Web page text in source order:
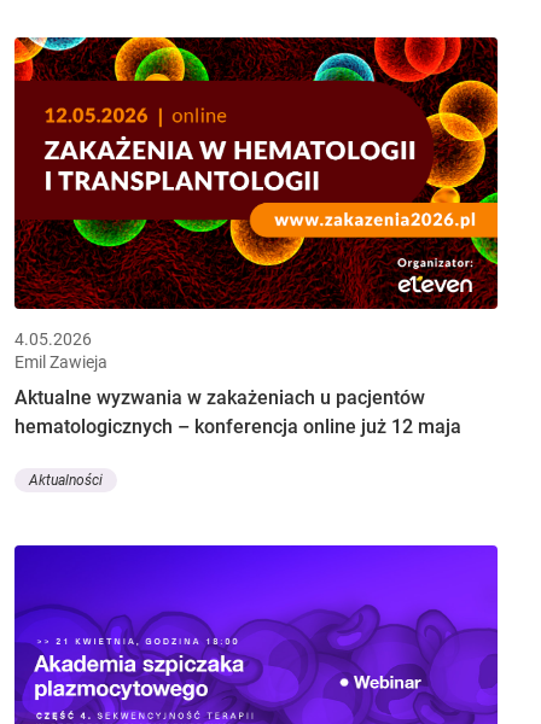
4.05.2026
Emil Zawieja
Aktualne wyzwania w zakażeniach u pacjentów
hematologicznych – konferencja online już 12 maja
Aktualności